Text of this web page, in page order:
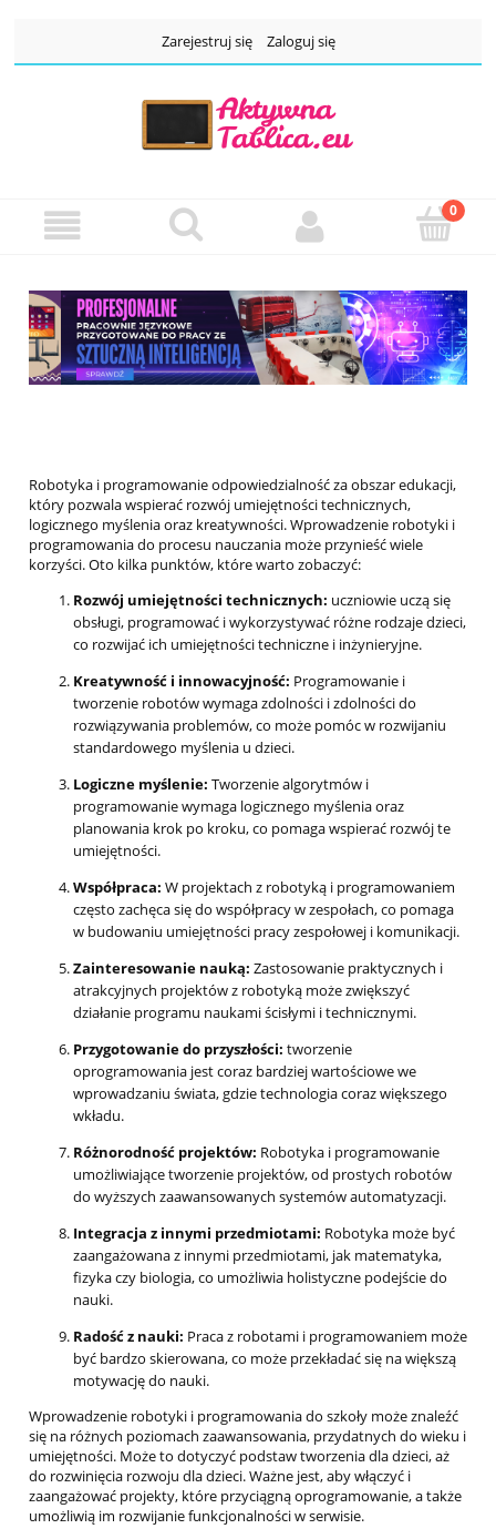
Zarejestruj się Zaloguj się
Robotyka i programowanie odpowiedzialność za obszar edukacji,
który pozwala wspierać rozwój umiejętności technicznych,
logicznego myślenia oraz kreatywności. Wprowadzenie robotyki i
programowania do procesu nauczania może przynieść wiele
korzyści. Oto kilka punktów, które warto zobaczyć:
Rozwój umiejętności technicznych: uczniowie uczą się
obsługi, programować i wykorzystywać różne rodzaje dzieci,
co rozwijać ich umiejętności techniczne i inżynieryjne.
Kreatywność i innowacyjność: Programowanie i
tworzenie robotów wymaga zdolności i zdolności do
rozwiązywania problemów, co może pomóc w rozwijaniu
standardowego myślenia u dzieci.
Logiczne myślenie: Tworzenie algorytmów i
programowanie wymaga logicznego myślenia oraz
planowania krok po kroku, co pomaga wspierać rozwój te
umiejętności.
Współpraca: W projektach z robotyką i programowaniem
często zachęca się do współpracy w zespołach, co pomaga
w budowaniu umiejętności pracy zespołowej i komunikacji.
Zainteresowanie nauką: Zastosowanie praktycznych i
atrakcyjnych projektów z robotyką może zwiększyć
działanie programu naukami ścisłymi i technicznymi.
Przygotowanie do przyszłości: tworzenie
oprogramowania jest coraz bardziej wartościowe we
wprowadzaniu świata, gdzie technologia coraz większego
wkładu.
Różnorodność projektów: Robotyka i programowanie
umożliwiające tworzenie projektów, od prostych robotów
do wyższych zaawansowanych systemów automatyzacji.
Integracja z innymi przedmiotami: Robotyka może być
zaangażowana z innymi przedmiotami, jak matematyka,
fizyka czy biologia, co umożliwia holistyczne podejście do
nauki.
Radość z nauki: Praca z robotami i programowaniem może
być bardzo skierowana, co może przekładać się na większą
motywację do nauki.
Wprowadzenie robotyki i programowania do szkoły może znaleźć
się na różnych poziomach zaawansowania, przydatnych do wieku i
umiejętności. Może to dotyczyć podstaw tworzenia dla dzieci, aż
do rozwinięcia rozwoju dla dzieci. Ważne jest, aby włączyć i
zaangażować projekty, które przyciągną oprogramowanie, a także
umożliwią im rozwijanie funkcjonalności w serwisie.